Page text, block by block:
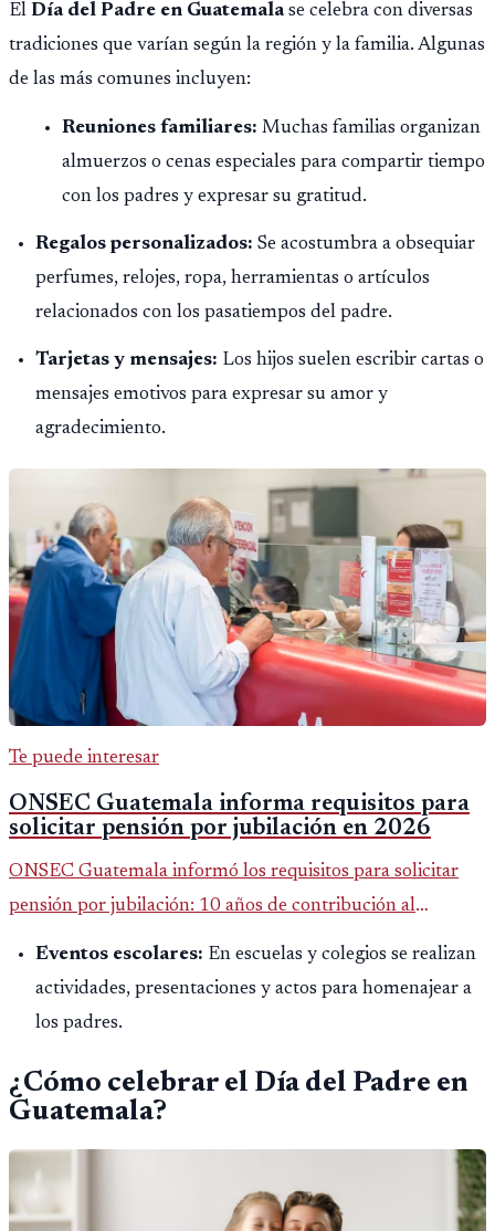
El Día del Padre en Guatemalase celebra con diversas
tradiciones que varían según la región y la familia. Algunas
de las más comunes incluyen:
Reuniones familiares: Muchas familias organizan
almuerzos o cenas especiales para compartir tiempo
con los padres y expresar su gratitud.
Regalos personalizados: Se acostumbra a obsequiar
perfumes, relojes, ropa, herramientas o artículos
relacionados con los pasatiempos del padre.
Tarjetas y mensajes: Los hijos suelen escribir cartas o
mensajes emotivos para expresar su amor y
agradecimiento.
Te puede interesar
ONSEC Guatemala informa requisitos para
solicitar pensión por jubilación en 2026
ONSEC Guatemala informó los requisitos para solicitar
pensión por jubilación: 10 años de contribución al
Montepío y 50 años de edad, o 20 años de servicio sin
importar edad.
Eventos escolares: En escuelas y colegios se realizan
actividades, presentaciones y actos para homenajear a
los padres.
¿Cómo celebrar el Día del Padre en
Guatemala?